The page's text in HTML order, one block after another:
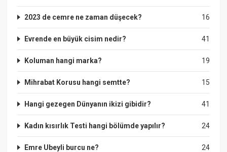
16
2023 de cemre ne zaman düşecek?
41
Evrende en büyük cisim nedir?
19
Koluman hangi marka?
15
Mihrabat Korusu hangi semtte?
41
Hangi gezegen Dünyanın ikizi gibidir?
24
Kadın kısırlık Testi hangi bölümde yapılır?
24
Emre Ubeyli burcu ne?